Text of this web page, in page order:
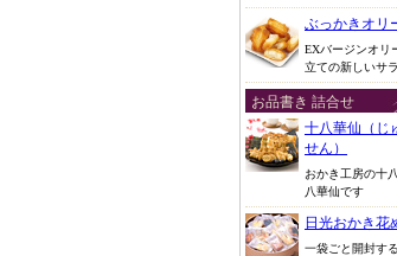
ぶっかきオリ
EXバージンオリ
立ての新しいサ
お品書き 詰合せ
十八華仙（じ
せん）
おかき工房の十
八華仙です
日光おかき花
一袋ごと開封す